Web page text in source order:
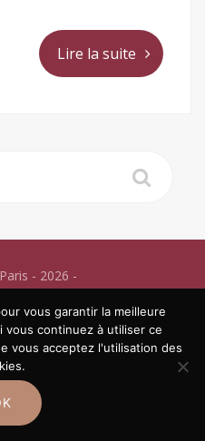
Lire la suite
- 2026 -
légales
Framework
vous garantir la meilleure
continuez à utiliser ce
vous acceptez l'utilisation des